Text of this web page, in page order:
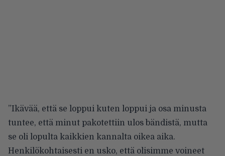
”Ikävää, että se loppui kuten loppui ja osa minusta
tuntee, että minut pakotettiin ulos bändistä, mutta
se oli lopulta kaikkien kannalta oikea aika.
Henkilökohtaisesti en usko, että olisimme voineet